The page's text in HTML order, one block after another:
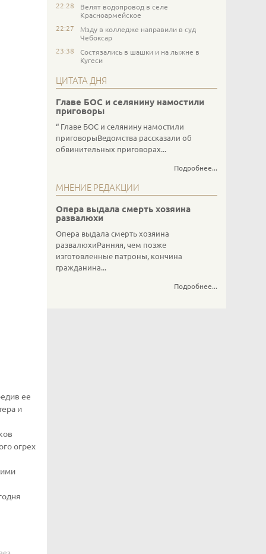
ее
и
огрех
22:28
Велят водопровод в селе
Красноармейское
22:27
Мзду в колледже направили в суд
Чебоксар
23:38
Состязались в шашки и на лыжне в
Кугеси
ЦИТАТА ДНЯ
Главе БОС и селянину намостили
приговоры
Главе БОС и селянину намостили
приговорыВедомства рассказали об
обвинительных приговорах...
Подробнее...
МНЕНИЕ РЕДАКЦИИ
Опера выдала смерть хозяина
развалюхи
Опера выдала смерть хозяина
развалюхиРанняя, чем позже
изготовленные патроны, кончина
гражданина...
Подробнее...